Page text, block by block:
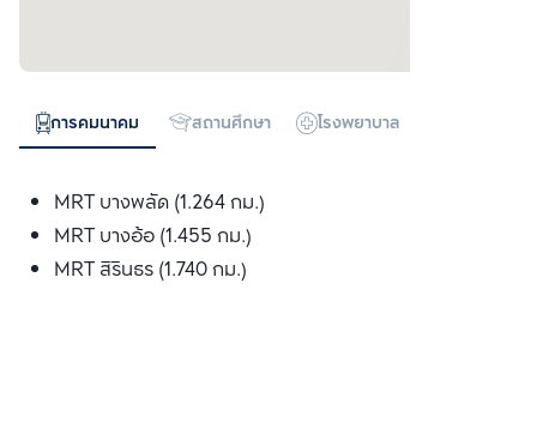
การคมนาคม สถานศึกษา โรงพยาบาล
MRT บางพลัด (1.264 กม.)
MRT บางอ้อ (1.455 กม.)
MRT สิรินธร (1.740 กม.)